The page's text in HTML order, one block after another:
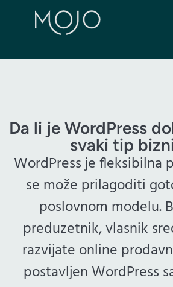
Da li je WordPress
svaki tip
WordPress je fleksibilna
se može prilagoditi
poslovnom modelu.
preduzetnik, vlasnik
razvijate online
postavljen WordPress